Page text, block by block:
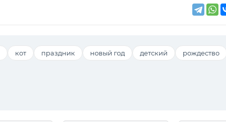
кот праздник новый год детский рождество